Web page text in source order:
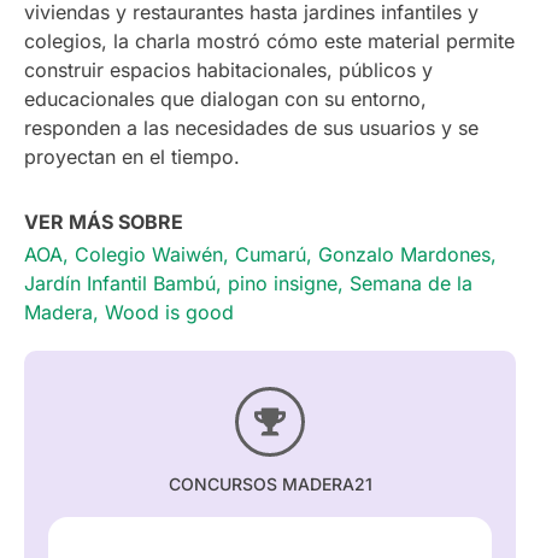
viviendas y restaurantes hasta jardines infantiles y
colegios, la charla mostró cómo este material permite
construir espacios habitacionales, públicos y
educacionales que dialogan con su entorno,
responden a las necesidades de sus usuarios y se
proyectan en el tiempo.
VER MÁS SOBRE
AOA, Colegio Waiwén, Cumarú, Gonzalo Mardones,
Jardín Infantil Bambú, pino insigne, Semana de la
Madera, Wood is good
CONCURSOS MADERA21